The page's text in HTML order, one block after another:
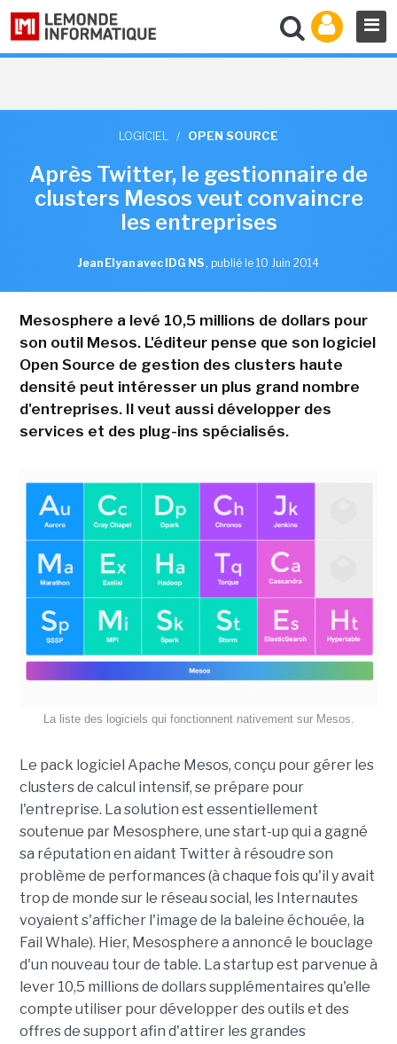
LOGICIEL / OPEN SOURCE
Après Twitter, le gestionnaire de
clusters Mesos veut convaincre
les entreprises
Jean Elyan avec IDG NS , publié le 10 Juin 2014
Mesosphere a levé 10,5 millions de dollars pour
son outil Mesos. L'éditeur pense que son logiciel
Open Source de gestion des clusters haute
densité peut intéresser un plus grand nombre
d'entreprises. Il veut aussi développer des
services et des plug-ins spécialisés.
La liste des logiciels qui fonctionnent nativement sur Mesos.
Le pack logiciel Apache Mesos, conçu pour gérer les
clusters de calcul intensif, se prépare pour
l'entreprise. La solution est essentiellement
soutenue par Mesosphere, une start-up qui a gagné
sa réputation en aidant Twitter à résoudre son
problème de performances (à chaque fois qu'il y avait
trop de monde sur le réseau social, les Internautes
voyaient s'afficher l'image de la baleine échouée, la
Fail Whale). Hier, Mesosphere a annoncé le bouclage
d'un nouveau tour de table. La startup est parvenue à
lever 10,5 millions de dollars supplémentaires qu'elle
compte utiliser pour développer des outils et des
offres de support afin d'attirer les grandes